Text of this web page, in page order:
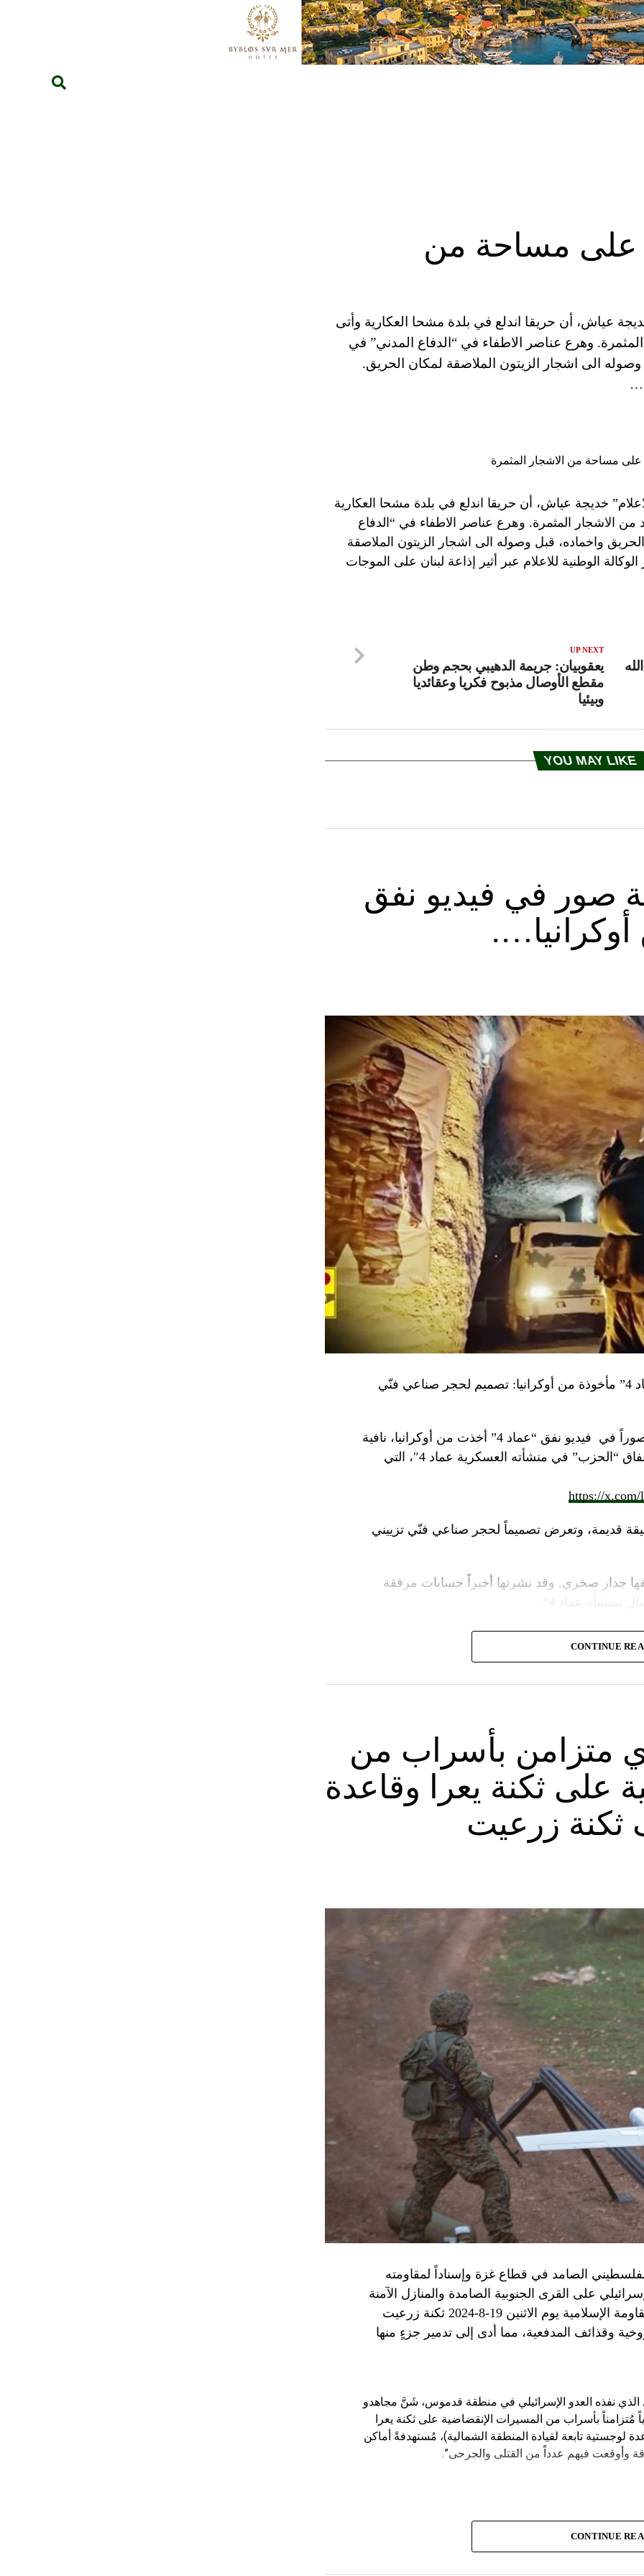
على مساحة من
عياش، أن حريقا اندلع في بلدة مشحا العكارية وأتى
المثمرة. وهرع عناصر الاطفاء في “الدفاع المدني” في
الى اشجار الزيتون الملاصقة لمكان الحريق.
خديجة عياش، أن حريقا اندلع في بلدة مشحا العكارية
من ضمنها عدد من الاشجار المثمرة. وهرع عناصر الاطفاء في “الدفاع
واخماده، قبل وصوله الى اشجار الزيتون الملاصقة
الوطنية للاعلام عبر أثير إذاعة لبنان على الموجات
UP NEXT
يعقوبيان: ‏جريمة الدهيبي بحجم وطن
مقطع الأوصال مذبوح فكريا وعقائديا
وبيئيا
YOU MAY LIKE
صور في فيديو نفق
“النهار” تكشف حقيقة صور في فيديو نفق “عماد 4” مأخوذة من أوكرانيا: تصميم لحجر صناعي فنّي
في فيديو
نفق “عماد 4” أخذت من أوكرانيا، نافية
المزاعم المتداولة حول صورة “ملتقطة داخل أنفاق “الحزب” في منشأته العسكرية عماد 4″، التي
https://x.com/
قديمة، وتعرض تصميماً لحجر صناعي فنّي تزييني
جدار صخري. وقد نشرتها أخيراً حسابات مرفقة
منشأة عسكرية تحمل اسم “عماد 4″، نسبة الى القائد العسكري في “الحزب” عماد مغنية الذي
CONTINUE
متزامن بأسراب من
على ثكنة يعرا وقاعدة
زرعيت
الصامد في قطاع غزة وإسناداً لمقاومته
على القرى الجنوبية الصامدة والمنازل الآمنة
وخصوصاً في بلدة باتوليه، استهدف مجاهدو المقاومة الإسلامية يوم الاثنين 19-8-2024 ثكنة زرعيت
وقذائف المدفعية، مما أدى إلى تدمير جزءٍ منها
الذي نفذه العدو الإسرائيلي في منطقة قدموس، شَنَّ مجاهدو
يوم الاثنين 19-8-2024 هجوماً جوياً مُتزامناً بأسراب من المسيرات الإنقضاضية على ثكنة يعرا
سنط جين (قاعدة لوجستية تابعة لقيادة المنطقة الشمالية)، مُستهدفةً أماكن
وأوقعت فيهم عدداً من القتلى والجرحى”.
CONTINUE